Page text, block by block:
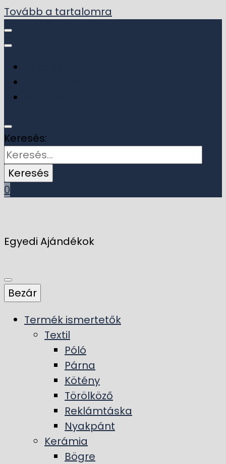
Tovább a tartalomra
Keresés:
0
Egyedi Ajándékok
Bezár
Termék ismertetők
Textil
Póló
Párna
Kötény
Törölköző
Reklámtáska
Nyakpánt
Kerámia
Bögre